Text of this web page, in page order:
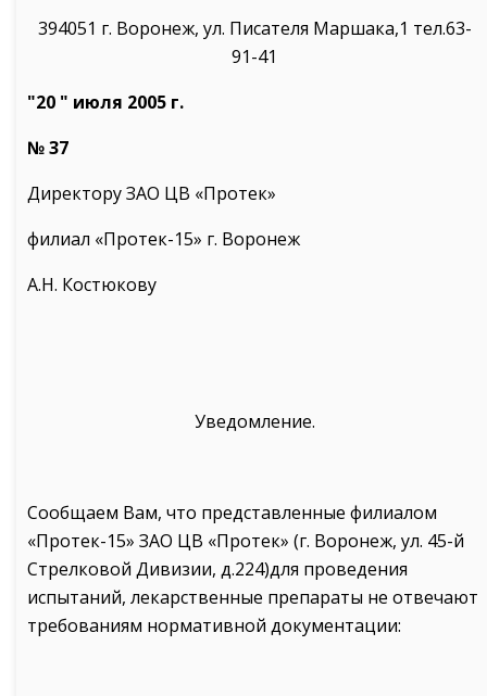
394051 г. Воронеж, ул. Писателя Маршака,1 тел.63-
91-41
"20 " июля 2005 г.
№ 37
Директору ЗАО ЦВ «Протек»
филиал «Протек-15» г. Воронеж
А.Н. Костюкову
Уведомление.
Сообщаем Вам, что представленные филиалом
«Протек-15» ЗАО ЦВ «Протек» (г. Воронеж, ул. 45-й
Стрелковой Дивизии, д.224)для проведения
испытаний, лекарственные препараты не отвечают
требованиям нормативной документации: